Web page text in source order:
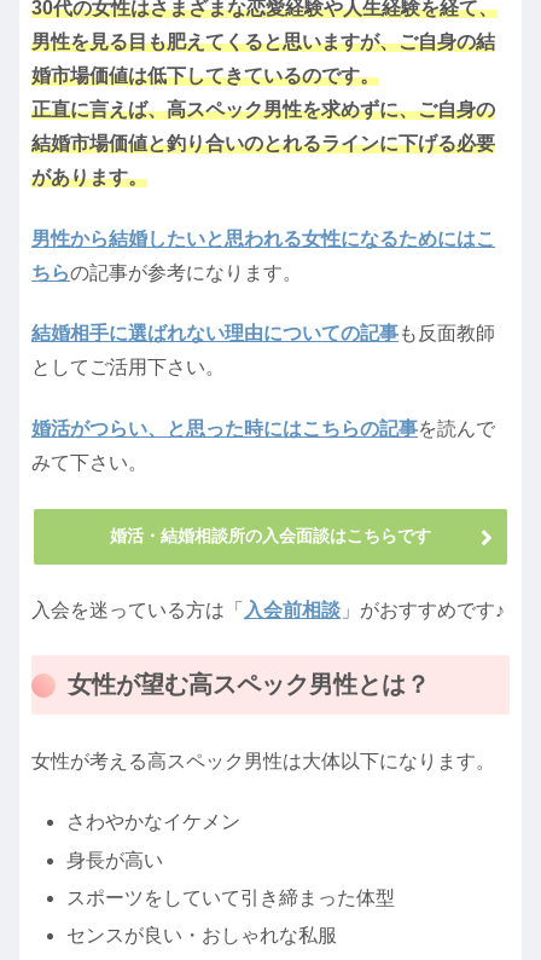
30代の女性はさまざまな恋愛経験や人生経験を経て、
男性を見る目も肥えてくると思いますが、ご自身の結
婚市場価値は低下してきているのです。
正直に言えば、高スペック男性を求めずに、ご自身の
結婚市場価値と釣り合いのとれるラインに下げる必要
があります。
男性から結婚したいと思われる女性になるためにはこ
ちらの記事が参考になります。
結婚相手に選ばれない理由についての記事も反面教師
としてご活用下さい。
婚活がつらい、と思った時にはこちらの記事を読んで
みて下さい。
婚活・結婚相談所の入会面談はこちらです
入会を迷っている方は「 入会前相談 」がおすすめです♪
女性が望む高スペック男性とは？
女性が考える高スペック男性は大体以下になります。
さわやかなイケメン
身長が高い
スポーツをしていて引き締まった体型
センスが良い・おしゃれな私服